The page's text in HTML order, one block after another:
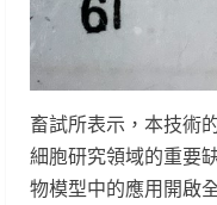
畜試所表示，本技術
細胞研究領域的重要
物模型中的應用開啟